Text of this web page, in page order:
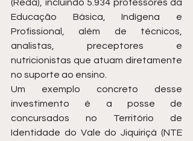
(Reda), incluindo 5.934 professores da
Educação Básica, Indígena e
Profissional, além de técnicos,
analistas, preceptores e
nutricionistas que atuam diretamente
no suporte ao ensino.
Um exemplo concreto desse
investimento é a posse de
concursados no Território de
Identidade do Vale do Jiquiriçá (NTE